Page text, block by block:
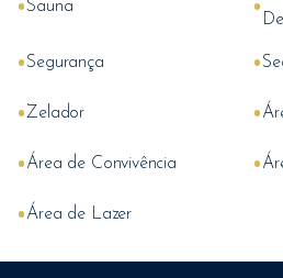
Sauna
•Segurança •
•Zelador •
•Área de Convivência •
•Área de Lazer